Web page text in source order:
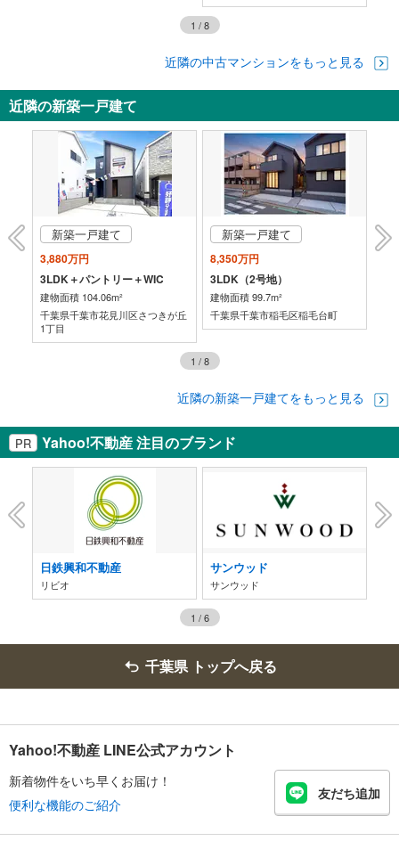
1 /8
近隣の中古マンションをもっと見る
近隣の新築一戸建て
新築一戸建て
3,880万円
3LDK＋パントリー＋WIC
建物面積 104.06m²
千葉県千葉市花見川区さつきが丘
1丁目
新築一戸建て
8,350万円
3LDK（2号地）
建物面積 99.7m²
千葉県千葉市稲毛区稲毛台町
1 /8
近隣の新築一戸建てをもっと見る
PR Yahoo!不動産 注目のブランド
日鉄興和不動産
リビオ
サンウッド
サンウッド
1 /6
千葉県 トップへ戻る
Yahoo!不動産 LINE公式アカウント
新着物件をいち早くお届け！
便利な機能のご紹介
友だち追加